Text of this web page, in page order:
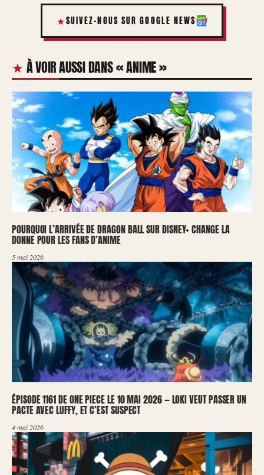
SUIVEZ-NOUS SUR GOOGLE NEWS
À VOIR AUSSI DANS « ANIME »
POURQUOI L’ARRIVÉE DE DRAGON BALL SUR DISNEY+ CHANGE LA
DONNE POUR LES FANS D’ANIME
5 mai 2026
ÉPISODE 1161 DE ONE PIECE LE 10 MAI 2026 — LOKI VEUT PASSER UN
PACTE AVEC LUFFY, ET C’EST SUSPECT
4 mai 2026